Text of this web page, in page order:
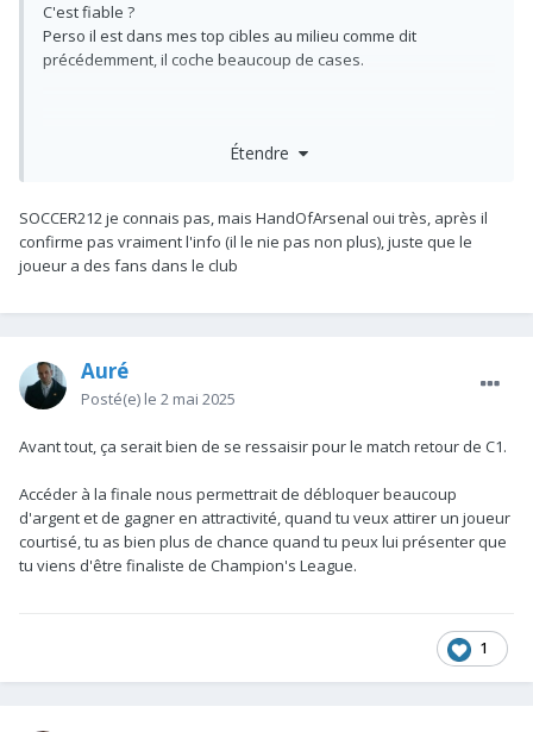
C'est fiable ?
Perso il est dans mes top cibles au milieu comme dit
précédemment, il coche beaucoup de cases.
Moi j'ai vu qu'il était parmi le top (3?) des 9 à faire le plus de
Étendre
SOCCER212 je connais pas, mais HandOfArsenal oui très, après il
confirme pas vraiment l'info (il le nie pas non plus), juste que le
joueur a des fans dans le club
Auré
Posté(e) le 2 mai 2025
Avant tout, ça serait bien de se ressaisir pour le match retour de C1.
Accéder à la finale nous permettrait de débloquer beaucoup
d'argent et de gagner en attractivité, quand tu veux attirer un joueur
courtisé, tu as bien plus de chance quand tu peux lui présenter que
tu viens d'être finaliste de Champion's League.
1